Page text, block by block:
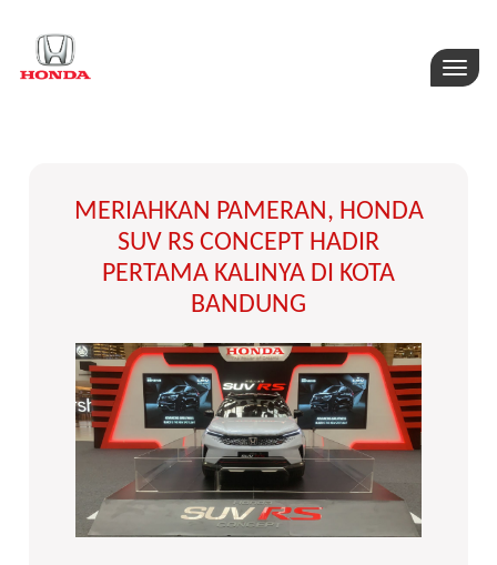
Toggle
MERIAHKAN PAMERAN, HONDA
SUV RS CONCEPT HADIR
PERTAMA KALINYA DI KOTA
BANDUNG